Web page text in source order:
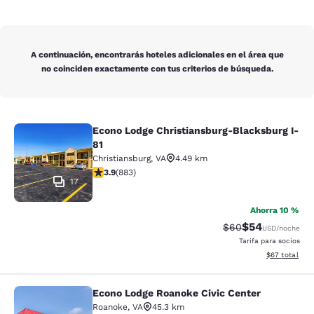
A continuación, encontrarás hoteles adicionales en el área que
no coinciden exactamente con tus criterios de búsqueda.
Econo Lodge Christiansburg-
17
Econo Lodge Christiansburg-Blacksburg I-
81
Christiansburg, VA
4.49 km
calificación de 3.88 estrellas. Bueno. 883 reseñas
3.9(883)
Ahorra 10 %
Precio tachado:
$60Precio con
$54USD/noche
Tarifa para socios
Ver detalles
$67 total
Econo Lodge Roanoke Civic Center
Econo Lodge Roanoke Civic Center
Roanoke, VA
45.3 km